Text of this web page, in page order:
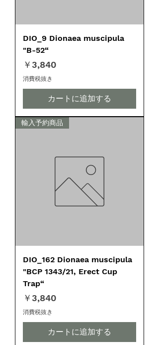
DIO_9 Dionaea muscipula
"B-52“
価格
￥3,840
消費税抜き
カートに追加する
輸入予約商品
DIO_162 Dionaea muscipula
"BCP 1343/21, Erect Cup
Trap“
価格
￥3,840
消費税抜き
カートに追加する